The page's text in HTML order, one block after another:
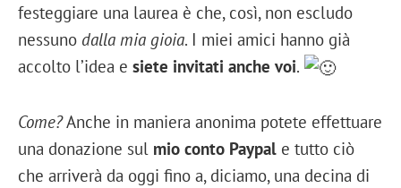
festeggiare una laurea è che, così, non escludo
nessuno dalla mia gioia. I miei amici hanno già
accolto l’idea e siete invitati anche voi.
Come?Anche in maniera anonima potete effettuare
una donazione sul mio conto Paypal e tutto ciò
che arriverà da oggi fino a, diciamo, una decina di